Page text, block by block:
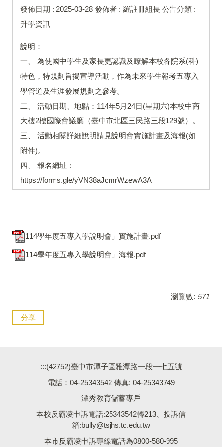
發佈日期 : 2025-03-28 發佈者 : 羅註冊組長 公告分類 :
升學資訊
說明：
一、 為使國中學生及家長更認識及瞭解本校各院系(科)
特色，特規劃旨揭宣導活動，作為未來學生報考五專入
學管道及生涯發展規劃之參考。
二、 活動日期、地點：114年5月24日(星期六)本校中商
大樓2樓國際會議廳（臺中市北區三民路三段129號）。
三、 活動相關詳細說明請見說明會實施計畫及海報(如
附件)。
四、 報名網址：
https://forms.gle/yVN38aJcmrWzewA3A
114學年度五專入學說明會」實施計畫.pdf
114學年度五專入學說明會」海報.pdf
瀏覽數: 571
分享
:::(42752)臺中市潭子區雅潭路一段一七五號
電話：04-25343542 傳真: 04-25343749
潭秀教育儲蓄專戶
本校反霸凌申訴電話:25343542轉213、投訴信
箱:bully@tsjhs.tc.edu.tw
本市反霸凌申訴專線電話為0800-580-995